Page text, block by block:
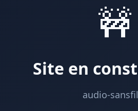
🚧
Site en
audio-